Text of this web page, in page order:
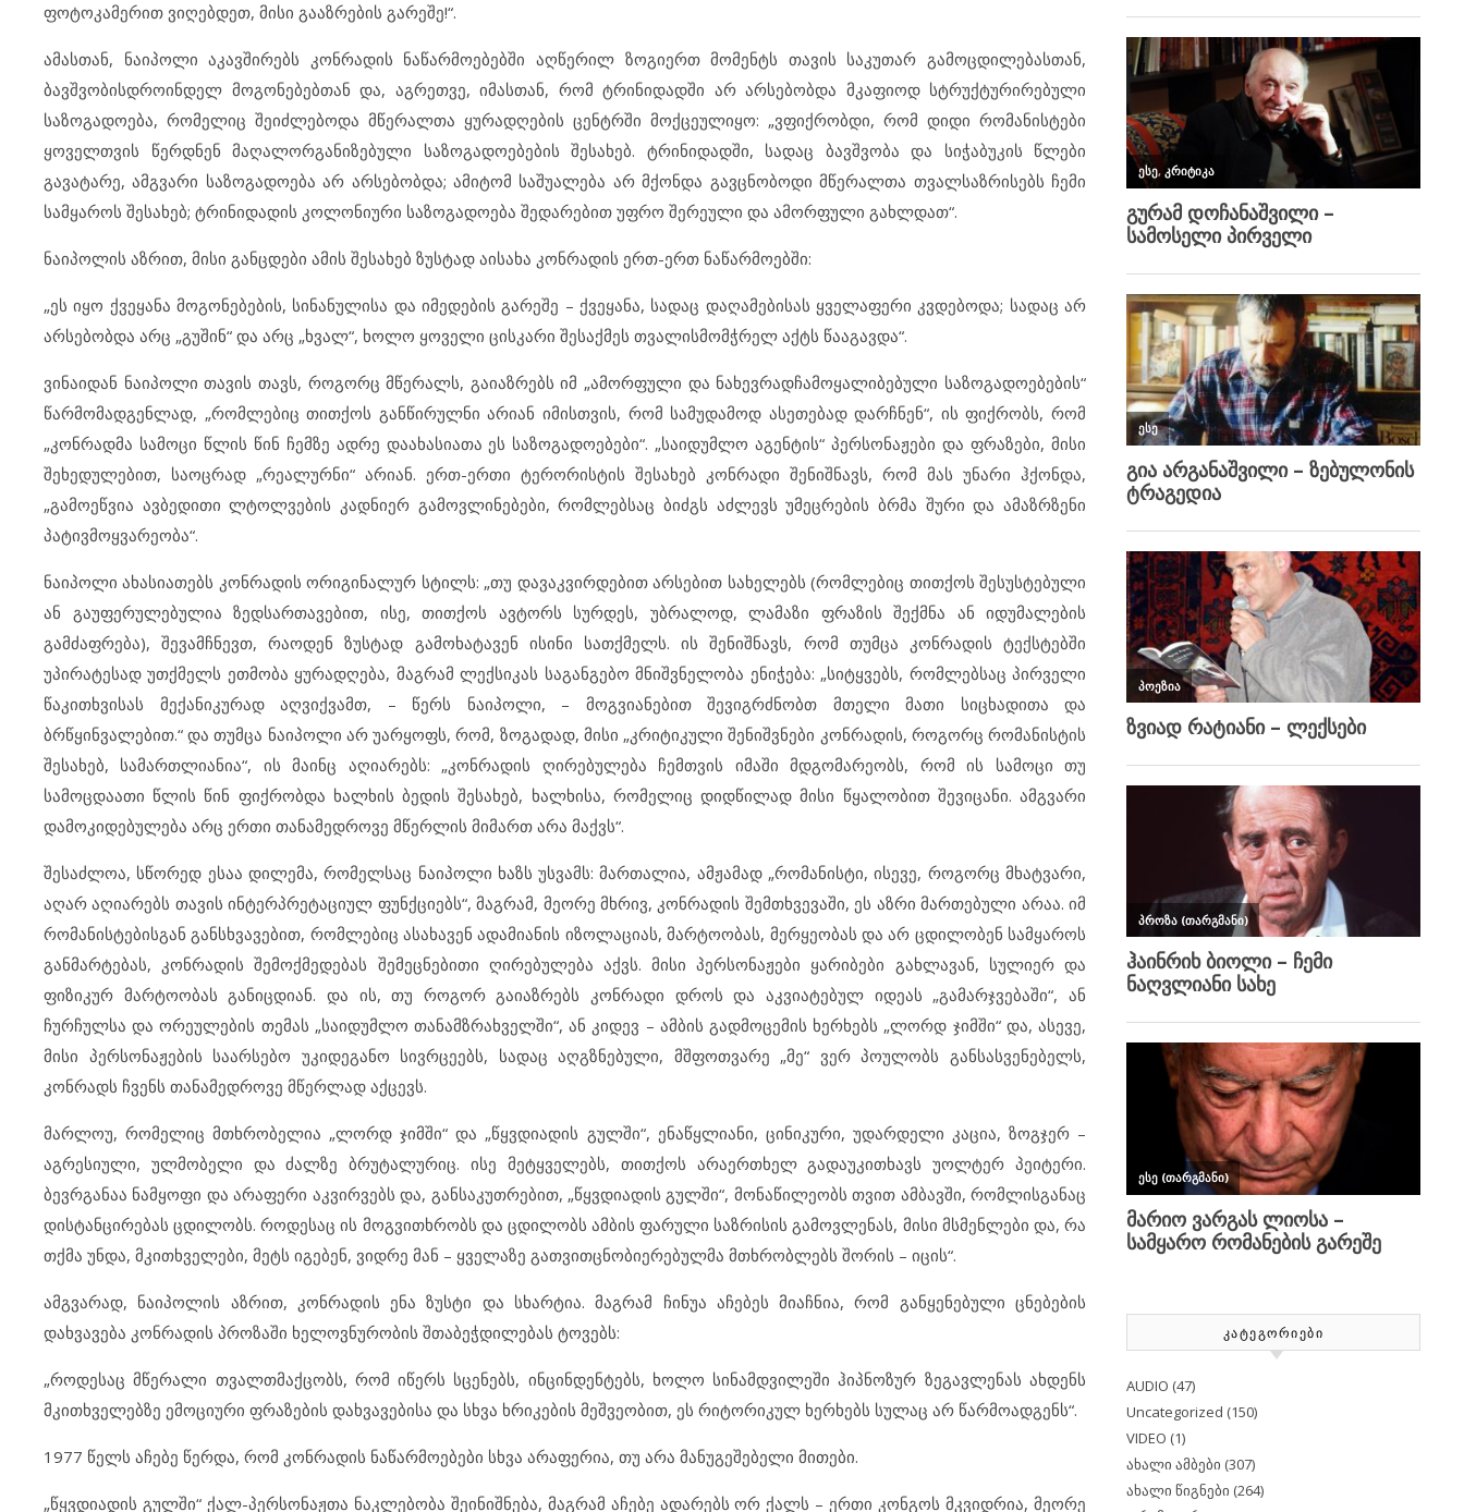
ფოტოკამერით ვიღებდეთ, მისი გააზრების გარეშე!“.
ამასთან, ნაიპოლი აკავშირებს კონრადის ნაწარმოებებში აღწერილ ზოგიერთ მომენტს თავის საკუთარ გამოცდილებასთან,
ბავშვობისდროინდელ მოგონებებთან და, აგრეთვე, იმასთან, რომ ტრინიდადში არ არსებობდა მკაფიოდ სტრუქტურირებული
საზოგადოება, რომელიც შეიძლებოდა მწერალთა ყურადღების ცენტრში მოქცეულიყო: „ვფიქრობდი, რომ დიდი რომანისტები
ყოველთვის წერდნენ მაღალორგანიზებული საზოგადოებების შესახებ. ტრინიდადში, სადაც ბავშვობა და სიჭაბუკის წლები
გავატარე, ამგვარი საზოგადოება არ არსებობდა; ამიტომ საშუალება არ მქონდა გავცნობოდი მწერალთა თვალსაზრისებს ჩემი
სამყაროს შესახებ; ტრინიდადის კოლონიური საზოგადოება შედარებით უფრო შერეული და ამორფული გახლდათ“.
ნაიპოლის აზრით, მისი განცდები ამის შესახებ ზუსტად აისახა კონრადის ერთ-ერთ ნაწარმოებში:
„ეს იყო ქვეყანა მოგონებების, სინანულისა და იმედების გარეშე – ქვეყანა, სადაც დაღამებისას ყველაფერი კვდებოდა; სადაც არ
არსებობდა არც „გუშინ“ და არც „ხვალ“, ხოლო ყოველი ცისკარი შესაქმეს თვალისმომჭრელ აქტს წააგავდა“.
ვინაიდან ნაიპოლი თავის თავს, როგორც მწერალს, გაიაზრებს იმ „ამორფული და ნახევრადჩამოყალიბებული საზოგადოებების“
წარმომადგენლად, „რომლებიც თითქოს განწირულნი არიან იმისთვის, რომ სამუდამოდ ასეთებად დარჩნენ“, ის ფიქრობს, რომ
„კონრადმა სამოცი წლის წინ ჩემზე ადრე დაახასიათა ეს საზოგადოებები“. „საიდუმლო აგენტის“ პერსონაჟები და ფრაზები, მისი
შეხედულებით, საოცრად „რეალურნი“ არიან. ერთ-ერთი ტერორისტის შესახებ კონრადი შენიშნავს, რომ მას უნარი ჰქონდა,
„გამოეწვია ავბედითი ლტოლვების კადნიერ გამოვლინებები, რომლებსაც ბიძგს აძლევს უმეცრების ბრმა შური და ამაზრზენი
პატივმოყვარეობა“.
ნაიპოლი ახასიათებს კონრადის ორიგინალურ სტილს: „თუ დავაკვირდებით არსებით სახელებს (რომლებიც თითქოს შესუსტებული
ან გაუფერულებულია ზედსართავებით, ისე, თითქოს ავტორს სურდეს, უბრალოდ, ლამაზი ფრაზის შექმნა ან იდუმალების
გამძაფრება), შევამჩნევთ, რაოდენ ზუსტად გამოხატავენ ისინი სათქმელს. ის შენიშნავს, რომ თუმცა კონრადის ტექსტებში
უპირატესად უთქმელს ეთმობა ყურადღება, მაგრამ ლექსიკას საგანგებო მნიშვნელობა ენიჭება: „სიტყვებს, რომლებსაც პირველი
წაკითხვისას მექანიკურად აღვიქვამთ, – წერს ნაიპოლი, – მოგვიანებით შევიგრძნობთ მთელი მათი სიცხადითა და
ბრწყინვალებით.“ და თუმცა ნაიპოლი არ უარყოფს, რომ, ზოგადად, მისი „კრიტიკული შენიშვნები კონრადის, როგორც რომანისტის
შესახებ, სამართლიანია“, ის მაინც აღიარებს: „კონრადის ღირებულება ჩემთვის იმაში მდგომარეობს, რომ ის სამოცი თუ
სამოცდაათი წლის წინ ფიქრობდა ხალხის ბედის შესახებ, ხალხისა, რომელიც დიდწილად მისი წყალობით შევიცანი. ამგვარი
დამოკიდებულება არც ერთი თანამედროვე მწერლის მიმართ არა მაქვს“.
შესაძლოა, სწორედ ესაა დილემა, რომელსაც ნაიპოლი ხაზს უსვამს: მართალია, ამჟამად „რომანისტი, ისევე, როგორც მხატვარი,
აღარ აღიარებს თავის ინტერპრეტაციულ ფუნქციებს“, მაგრამ, მეორე მხრივ, კონრადის შემთხვევაში, ეს აზრი მართებული არაა. იმ
რომანისტებისგან განსხვავებით, რომლებიც ასახავენ ადამიანის იზოლაციას, მარტოობას, მერყეობას და არ ცდილობენ სამყაროს
განმარტებას, კონრადის შემოქმედებას შემეცნებითი ღირებულება აქვს. მისი პერსონაჟები ყარიბები გახლავან, სულიერ და
ფიზიკურ მარტოობას განიცდიან. და ის, თუ როგორ გაიაზრებს კონრადი დროს და აკვიატებულ იდეას „გამარჯვებაში“, ან
ჩურჩულსა და ორეულების თემას „საიდუმლო თანამზრახველში“, ან კიდევ – ამბის გადმოცემის ხერხებს „ლორდ ჯიმში“ და, ასევე,
მისი პერსონაჟების საარსებო უკიდეგანო სივრცეებს, სადაც აღგზნებული, მშფოთვარე „მე“ ვერ პოულობს განსასვენებელს,
კონრადს ჩვენს თანამედროვე მწერლად აქცევს.
მარლოუ, რომელიც მთხრობელია „ლორდ ჯიმში“ და „წყვდიადის გულში“, ენაწყლიანი, ცინიკური, უდარდელი კაცია, ზოგჯერ –
აგრესიული, ულმობელი და ძალზე ბრუტალურიც. ისე მეტყველებს, თითქოს არაერთხელ გადაუკითხავს უოლტერ პეიტერი.
ბევრგანაა ნამყოფი და არაფერი აკვირვებს და, განსაკუთრებით, „წყვდიადის გულში“, მონაწილეობს თვით ამბავში, რომლისგანაც
დისტანცირებას ცდილობს. როდესაც ის მოგვითხრობს და ცდილობს ამბის ფარული საზრისის გამოვლენას, მისი მსმენლები და, რა
თქმა უნდა, მკითხველები, მეტს იგებენ, ვიდრე მან – ყველაზე გათვითცნობიერებულმა მთხრობლებს შორის – იცის“.
ამგვარად, ნაიპოლის აზრით, კონრადის ენა ზუსტი და სხარტია. მაგრამ ჩინუა აჩებეს მიაჩნია, რომ განყენებული ცნებების
დახვავება კონრადის პროზაში ხელოვნურობის შთაბეჭდილებას ტოვებს:
„როდესაც მწერალი თვალთმაქცობს, რომ იწერს სცენებს, ინცინდენტებს, ხოლო სინამდვილეში ჰიპნოზურ ზეგავლენას ახდენს
მკითხველებზე ემოციური ფრაზების დახვავებისა და სხვა ხრიკების მეშვეობით, ეს რიტორიკულ ხერხებს სულაც არ წარმოადგენს“.
1977 წელს აჩებე წერდა, რომ კონრადის ნაწარმოებები სხვა არაფერია, თუ არა მანუგეშებელი მითები.
„წყვდიადის გულში“ ქალ-პერსონაჟთა ნაკლებობა შეინიშნება, მაგრამ აჩებე ადარებს ორ ქალს – ერთი კონგოს მკვიდრია, მეორე
ᲙᲐᲢᲔᲒᲝᲠᲘᲔᲑᲘ
AUDIO (47)
Uncategorized (150)
VIDEO (1)
ახალი ამბები (307)
ახალი წიგნები (264)